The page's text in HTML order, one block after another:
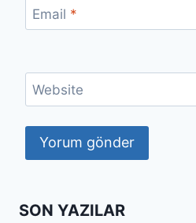
Email *
Website
SON YAZILAR